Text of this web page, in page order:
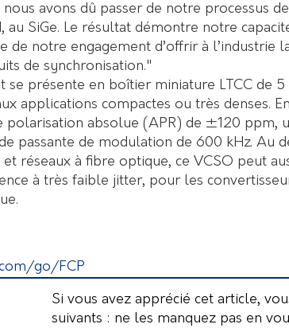
nous avons dû passer de notre processus
au SiGe. Le résultat démontre notre
de notre engagement d’offrir à l’industrie
de synchronisation."
se présente en boîtier miniature LTCC de
applications compactes ou très denses.
polarisation absolue (APR) de ±120 ppm,
passante de modulation de 600 kHz. Au
réseaux à fibre optique, ce VCSO peut
à très faible jitter, pour les
go/FCP
Si vous avez apprécié cet article,
suivants : ne les manquez pas en